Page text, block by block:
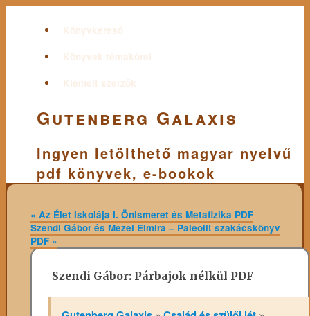
Könyvkereső
Könyvek témakörei
Kiemelt szerzők
Gutenberg Galaxis
Ingyen letölthető magyar nyelvű
pdf könyvek, e-bookok
« Az Élet Iskolája I. Önismeret és Metafizika PDF
Szendi Gábor és Mezei Elmira – Paleolit szakácskönyv
PDF»
Szendi Gábor: Párbajok nélkül PDF